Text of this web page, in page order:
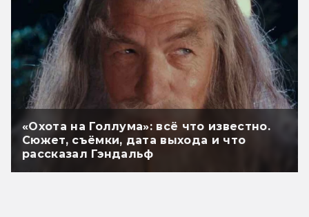
«Охота на Голлума»: всё что известно.
Сюжет, съёмки, дата выхода и что
рассказал Гэндальф